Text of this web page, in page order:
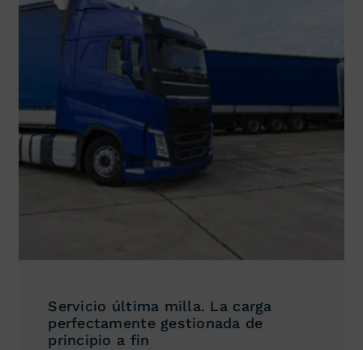
Servicio última milla. La carga
perfectamente gestionada de
principio a fin